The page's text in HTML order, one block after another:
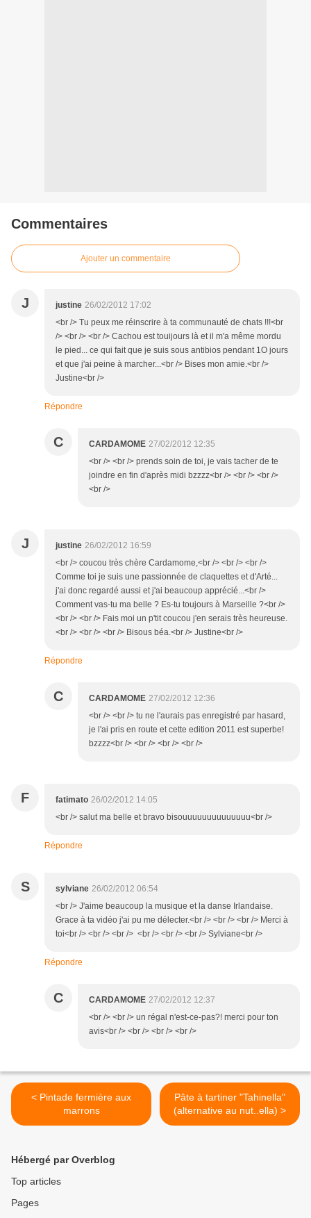
Commentaires
Ajouter un commentaire
J justine 26/02/2012 17:02
<br /> Tu peux me réinscrire à ta communauté de chats !!!<br
/> <br /> <br /> Cachou est touijours là et il m'a même mordu
le pied... ce qui fait que je suis sous antibios pendant 1O jours
et que j'ai peine à marcher...<br /> Bises mon amie.<br />
Justine<br />
Répondre
C CARDAMOME 27/02/2012 12:35
<br /> <br /> prends soin de toi, je vais tacher de te
joindre en fin d'après midi bzzzz<br /> <br /> <br />
<br />
J justine 26/02/2012 16:59
<br /> coucou très chère Cardamome,<br /> <br /> <br />
Comme toi je suis une passionnée de claquettes et d'Arté...
j'ai donc regardé aussi et j'ai beaucoup apprécié...<br />
Comment vas-tu ma belle ? Es-tu toujours à Marseille ?<br />
<br /> <br /> Fais moi un p'tit coucou j'en serais très heureuse.
<br /> <br /> <br /> Bisous béa.<br /> Justine<br />
Répondre
C CARDAMOME 27/02/2012 12:36
<br /> <br /> tu ne l'aurais pas enregistré par hasard,
je l'ai pris en route et cette edition 2011 est superbe!
bzzzz<br /> <br /> <br /> <br />
F fatimato 26/02/2012 14:05
<br /> salut ma belle et bravo bisouuuuuuuuuuuuuu<br />
Répondre
S sylviane 26/02/2012 06:54
<br /> J'aime beaucoup la musique et la danse Irlandaise.
Grace à ta vidéo j'ai pu me délecter.<br /> <br /> <br /> Merci à
toi<br /> <br /> <br /> <br /> <br /> <br /> Sylviane<br />
Répondre
C CARDAMOME 27/02/2012 12:37
<br /> <br /> un régal n'est-ce-pas?! merci pour ton
avis<br /> <br /> <br /> <br />
< Pintade fermière aux
marrons
Pâte à tartiner "Tahinella"
(alternative au nut..ella) >
Hébergé par Overblog
Top articles
Pages